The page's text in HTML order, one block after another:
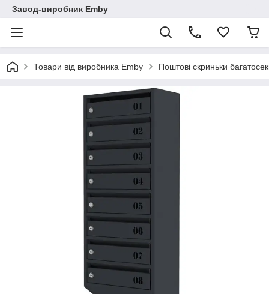
Завод-виробник Emby
Товари від виробника Emby Поштові скриньки